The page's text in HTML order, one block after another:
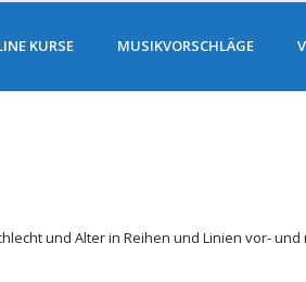
KURSE MUSIKVORSCHLÄGE
und Alter in Reihen und Linien vor-